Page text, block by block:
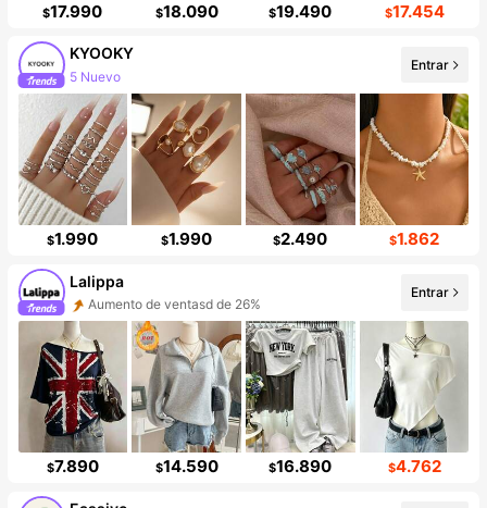
$17.990 $18.090 $19.490 $17.454
KYOOKY
5 Nuevo
Entrar
$1.990 $1.990 $2.490 $1.862
Lalippa
Aumento de ventasd de 26%
Entrar
$7.890 $14.590 $16.890 $4.762